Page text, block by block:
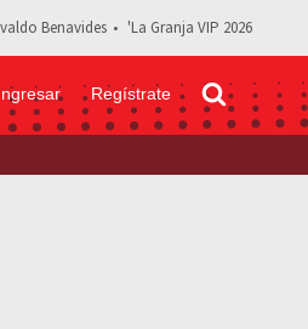
Benavides 'La Granja VIP 2026
Regístrate